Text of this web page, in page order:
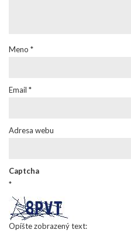
Meno *
Email *
Adresa webu
Captcha
*
Opíšte zobrazený text: